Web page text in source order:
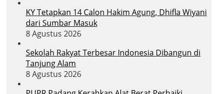
KY Tetapkan 14 Calon Hakim Agung, Dhifla Wiyani
dari Sumbar Masuk
8 Agustus 2026
Sekolah Rakyat Terbesar Indonesia Dibangun di
Tanjung Alam
8 Agustus 2026